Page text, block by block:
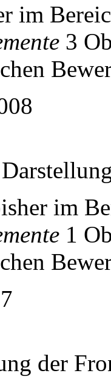
im
3
im
1
der